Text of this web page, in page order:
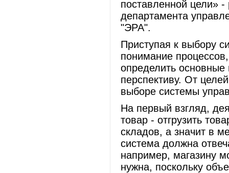
поставленной цели» -
департамента
"ЭРА".
Приступая к выбору
понимание
определить
перспективу. От
выборе системы
На первый взгляд,
товар - отгрузить
складов, а значит в
система должна
например, магазину
нужна, поскольку